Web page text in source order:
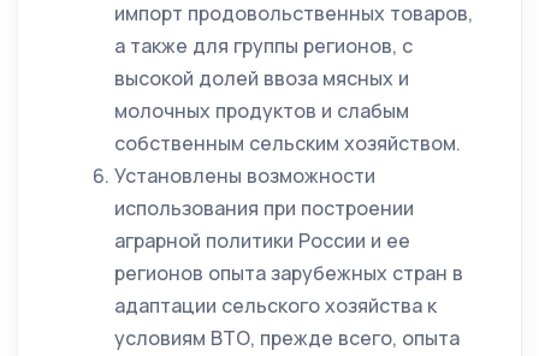
импорт продовольственных товаров,
а также для группы регионов, с
высокой долей ввоза мясных и
молочных продуктов и слабым
собственным сельским хозяйством.
Установлены возможности
использования при построении
аграрной политики России и ее
регионов опыта зарубежных стран в
адаптации сельского хозяйства к
условиям ВТО, прежде всего, опыта